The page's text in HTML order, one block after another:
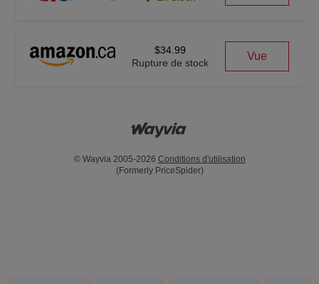
$34.99
Rupture de stock
Vue
© Wayvia 2005-2026 Conditions d'utilisation
(Formerly PriceSpider)